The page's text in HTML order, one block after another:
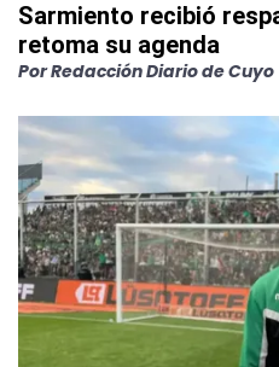
Sarmiento recibió
retoma su agenda
PorRedacción Diario de Cuyo